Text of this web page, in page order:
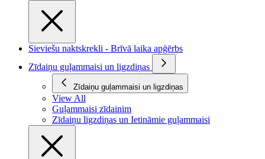
Sieviešu naktskrekli - Brīvā laika apģērbs
Zīdaiņu guļammaisi un ligzdiņas
Zīdaiņu guļammaisi un ligzdiņas
View All
Guļammaisi zīdainim
Zīdaiņu ligzdiņas un Ietināmie guļammaisi